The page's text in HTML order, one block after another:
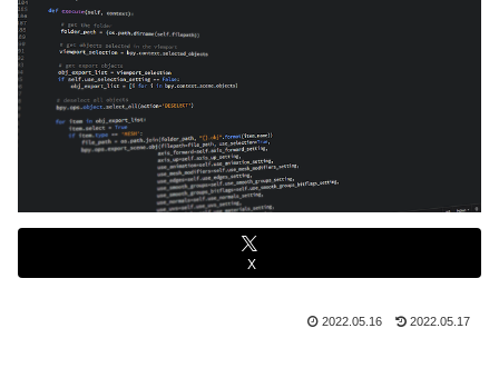
X
2022.05.16 2022.05.17